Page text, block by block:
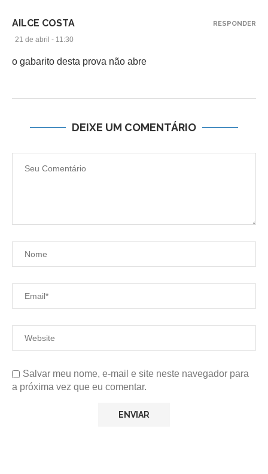
AILCE COSTA
21 de abril - 11:30
o gabarito desta prova não abre
RESPONDER
DEIXE UM COMENTÁRIO
Salvar meu nome, e-mail e site neste navegador para
a próxima vez que eu comentar.